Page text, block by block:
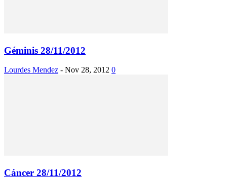
Géminis 28/11/2012
Lourdes Mendez - Nov 28, 2012 0
Cáncer 28/11/2012